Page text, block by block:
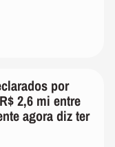
por
2,6 mi entre
agora diz ter